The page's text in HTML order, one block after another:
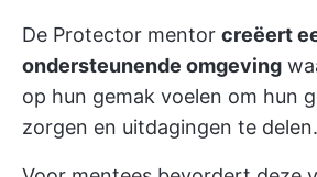
De Protector mentor creëert
ondersteunende omgeving
op hun gemak voelen om hun
zorgen en uitdagingen te delen.